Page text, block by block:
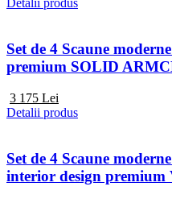
Detalii produs
Set de 4 Scaune
premium SOLID
3 175 Lei
Detalii produs
Set de 4 Scaune
interior design